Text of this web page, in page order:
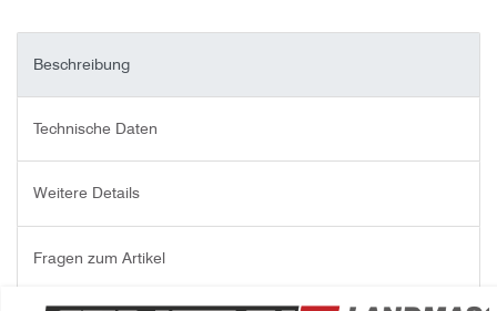
Beschreibung
Technische Daten
Weitere Details
Fragen zum Artikel